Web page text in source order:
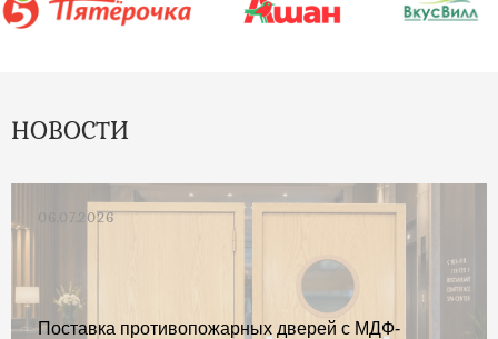
НОВОСТИ
06.07.2026
Поставка противопожарных дверей с МДФ-